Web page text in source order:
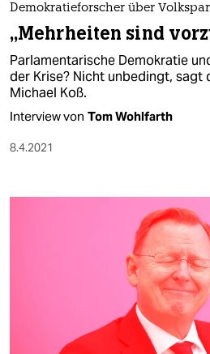
Demokratieforscher über
„Mehrheiten sind
Parlamentarische Demokratie
der Krise? Nicht unbedingt, sagt
Michael Koß.
Interview von Tom Wohlfarth
8.4.2021